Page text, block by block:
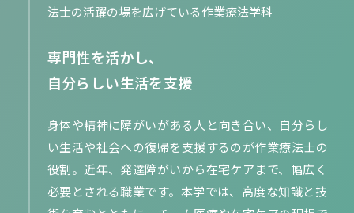
法士の活躍の場を広げている作業療法学科
専門性を活かし、
自分らしい生活を支援
身体や精神に障がいがある人と向き合い、自分らし
い生活や社会への復帰を支援するのが作業療法士の
役割。近年、発達障がいから在宅ケアまで、幅広く
必要とされる職業です。本学では、高度な知識と技